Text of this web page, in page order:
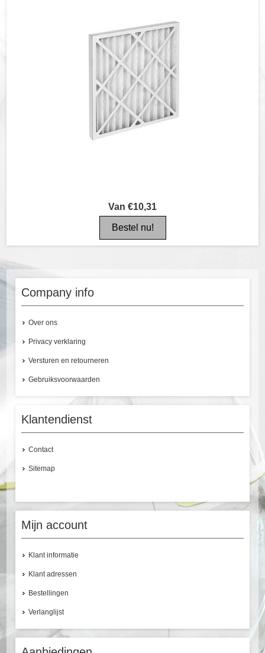
Van €10,31
Company info
Over ons
Privacy verklaring
Versturen en retourneren
Gebruiksvoorwaarden
Klantendienst
Contact
Sitemap
Mijn account
Klant informatie
Klant adressen
Bestellingen
Verlanglijst